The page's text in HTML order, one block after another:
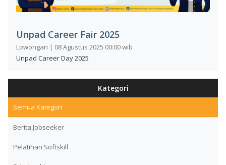
Unpad Career Fair 2025
Lowongan | 08 Agustus 2025 00:00 wib
Unpad Career Day 2025
Kategori
Semua Kategori
Berita Jobseeker
Pelatihan Softskill